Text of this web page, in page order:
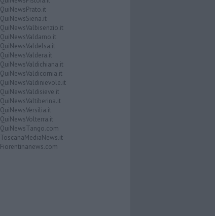
QuiNewsPrato.it
QuiNewsSiena.it
QuiNewsValbisenzio.it
QuiNewsValdarno.it
QuiNewsValdelsa.it
QuiNewsValdera.it
QuiNewsValdichiana.it
QuiNewsValdicornia.it
QuiNewsValdinievole.it
QuiNewsValdisieve.it
QuiNewsValtiberina.it
QuiNewsVersilia.it
QuiNewsVolterra.it
QuiNewsTango.com
ToscanaMediaNews.it
Fiorentinanews.com